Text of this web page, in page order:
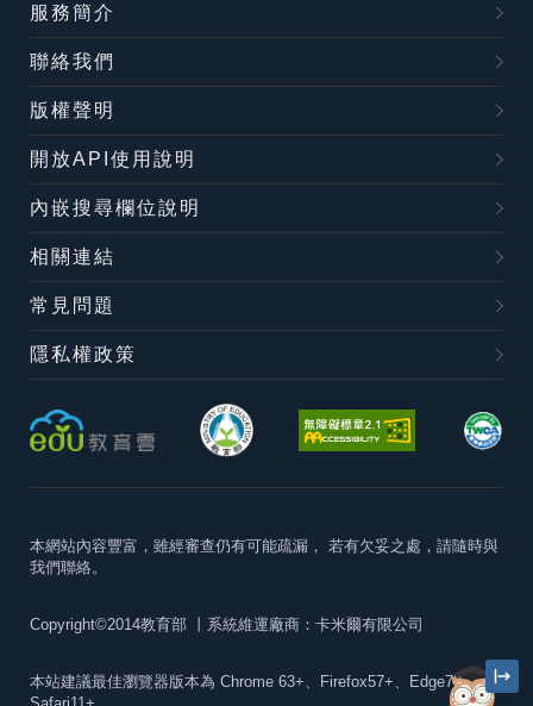
服務簡介
聯絡我們
版權聲明
開放API使用說明
內嵌搜尋欄位說明
相關連結
常見問題
隱私權政策
本網站內容豐富，雖經審查仍有可能疏漏， 若有欠妥之處，請隨時與
我們聯絡。
Copyright©2014教育部 丨系統維運廠商：卡米爾有限公司
本站建議最佳瀏覽器版本為 Chrome 63+、Firefox57+、Edge79+及
Safari11+